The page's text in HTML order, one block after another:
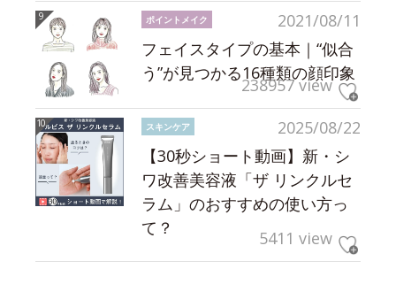
2021/08/11
ポイントメイク
フェイスタイプの基本｜“似合
う”が見つかる16種類の顔印象
238957 view
2025/08/22
スキンケア
【30秒ショート動画】新・シ
ワ改善美容液「ザ リンクルセ
ラム」のおすすめの使い方っ
て？
5411 view